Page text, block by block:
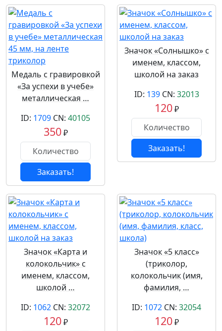
Медаль с гравировкой
«За успехи в учебе»
металлическая …
ID: 1709 CN: 40105
350₽
Заказать!
Значок «Солнышко» с
именем, классом,
школой на заказ
ID: 139CN: 32013
120₽
Заказать!
Значок «Карта и
колокольчик» с
именем, классом,
школой …
ID: 1062 CN: 32072
120₽
Значок «5 класс»
(триколор,
колокольчик (имя,
фамилия, …
ID: 1072 CN: 32054
120₽